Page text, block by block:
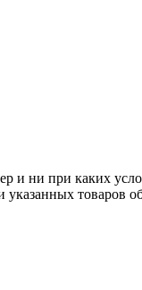
ни при каких
товаров